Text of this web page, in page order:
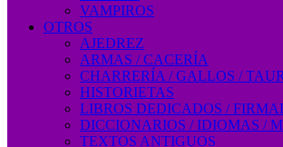
VAMPIROS
OTROS
AJEDREZ
ARMAS / CACERÍA
CHARRERÍA / GALLOS /
HISTORIETAS
LIBROS DEDICADOS /
DICCIONARIOS / IDIOMAS /
TEXTOS ANTIGUOS